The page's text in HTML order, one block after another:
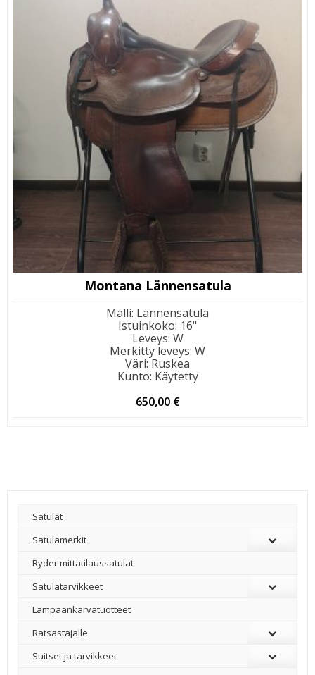
Montana Lännensatula
Malli: Lännensatula
Istuinkoko: 16"
Leveys: W
Merkitty leveys: W
Väri: Ruskea
Kunto: Käytetty
650,00 €
Satulat
Satulamerkit
Ryder mittatilaussatulat
Satulatarvikkeet
–
Lampaankarvatuotteet
Ratsastajalle
Suitset ja tarvikkeet